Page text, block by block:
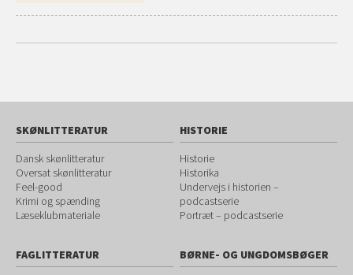
SKØNLITTERATUR
Dansk skønlitteratur
Oversat skønlitteratur
Feel-good
Krimi og spænding
Læseklubmateriale
HISTORIE
Historie
Historika
Undervejs i historien –
podcastserie
Portræt – podcastserie
FAGLITTERATUR
BØRNE- OG UNGDOMSBØGER